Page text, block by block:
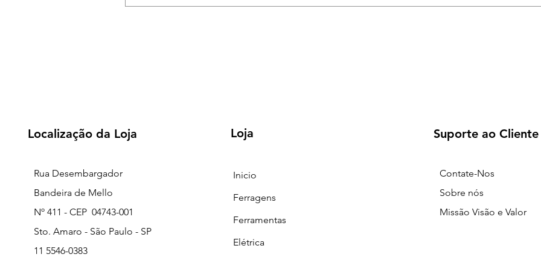
Localização da Loja
Rua Desembargador
Bandeira de Mello
Nº 411 - CEP 04743-001
Sto. Amaro - São Paulo - SP
11 5546-0383
Loja
Inicio
Ferragens
Ferramentas
Elétrica
Suporte ao Cliente
Contate-Nos
Sobre nós
Missão Visão e Valor